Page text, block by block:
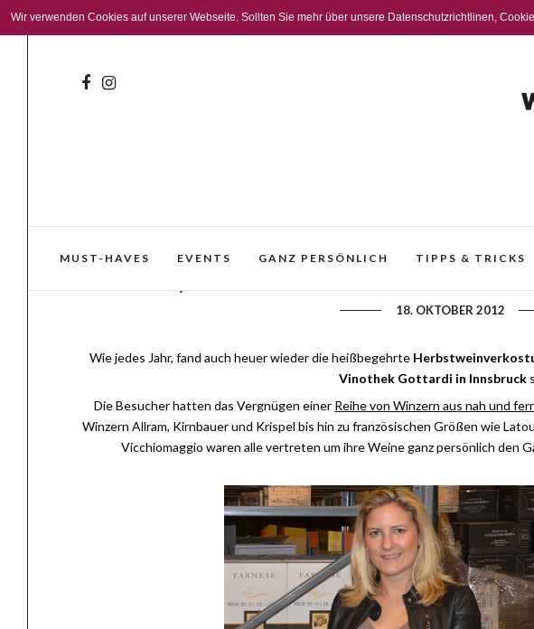
Wir verwenden Cookies auf unserer Webseite. Sollten Sie mehr über unsere Datenschutzrichtlinen,
MUST-HAVES EVENTS GANZ PERSÖNLICH TIPPS & TRICKS
18. OKTOBER 2012
Wie jedes Jahr, fand auch heuer wieder die heißbegehrte
Vinothek Gottardi in Innsbruck
Die Besucher hatten das Vergnügen einer Reihe von Winzern aus nah und
Winzern Allram, Kirnbauer und Krispel bis hin zu französischen Größen wie
Vicchiomaggio waren alle vertreten um ihre Weine ganz persönlich den